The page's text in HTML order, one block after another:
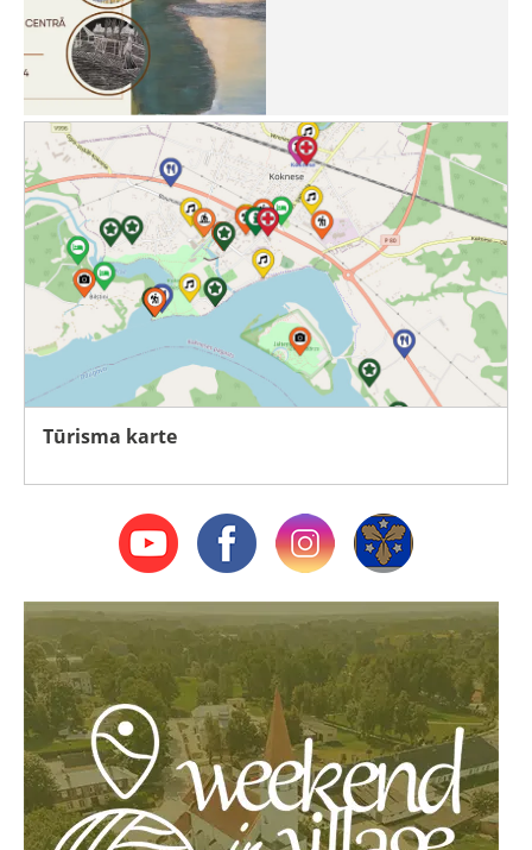
Tūrisma karte